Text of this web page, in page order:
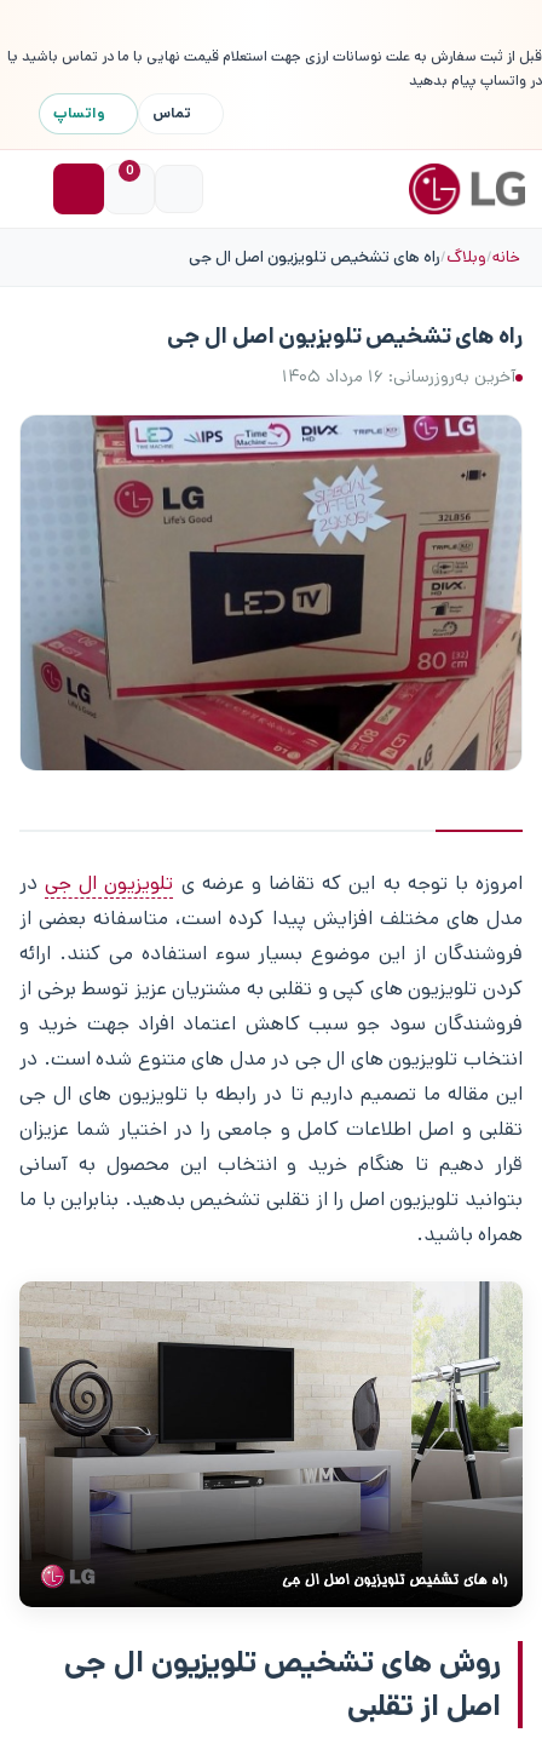
قبل از ثبت سفارش به علت نوسانات ارزی جهت استعلام قیمت نهایی با ما در تماس باشید یا
در واتساپ پیام بدهید
تماس
واتساپ
0
خانه وبلاگ راه های تشخیص تلویزیون اصل ال جی
راه های تشخیص تلویزیون اصل ال جی
آخرین به‌روزرسانی: ۱۶ مرداد ۱۴۰۵
امروزه با توجه به این که تقاضا و عرضه ی تلویزیون‌ ال جیدر
مدل‌ های مختلف افزایش پیدا کرده است، متاسفانه بعضی از
فروشندگان از این موضوع بسیار سوء استفاده می ‌کنند. ارائه
کردن تلویزیون های کپی و تقلبی به مشتریان عزیز توسط برخی از
فروشندگان سود جو سبب کاهش اعتماد افراد جهت خرید و
انتخاب تلویزیون‌ های ال جی در مدل‌ های متنوع شده است. در
این مقاله ما تصمیم داریم تا در رابطه با تلویزیون های ال جی
تقلبی و اصل اطلاعات کامل و جامعی را در اختیار شما عزیزان
قرار دهیم تا هنگام خرید و انتخاب این محصول به آسانی
بتوانید تلویزیون اصل را از تقلبی تشخیص بدهید. بنابراین با ما
همراه باشید.
روش‌ های تشخیص تلویزیون ال جی
اصل از تقلبی